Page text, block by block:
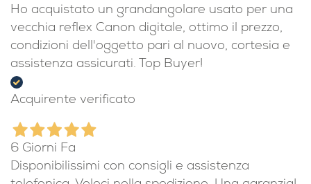
Ho acquistato un grandangolare usato per una
vecchia reflex Canon digitale, ottimo il prezzo,
condizioni dell'oggetto pari al nuovo, cortesia e
assistenza assicurati. Top Buyer!
Acquirente verificato
6 Giorni Fa
Disponibilissimi con consigli e assistenza